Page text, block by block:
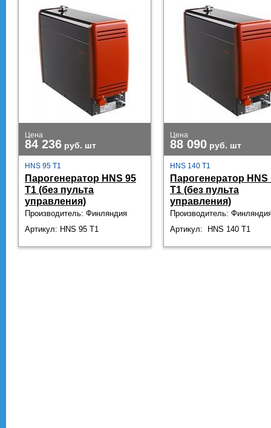
Цена
84 236 руб. шт
HNS 95 T1
Парогенератор HNS 95
T1 (без пульта
управления)
Производитель: Финляндия
Артикул: HNS 95 T1
Цена
88 090 руб. шт
HNS 140 T1
Парогенератор HNS
T1 (без пульта
управления)
Производитель:
Артикул: HNS 140 T1